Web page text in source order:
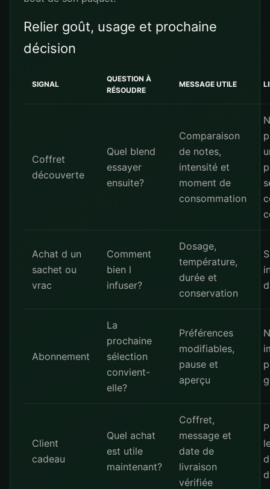
Relier goût, usage et prochaine
décision
SIGNAL
QUESTION À
RÉSOUDRE
MESSAGE UTILE
Coffret
découverte
Quel blend
essayer
ensuite?
Comparaison
de notes,
intensité et
moment de
consommation
Achat d un
sachet ou
vrac
Comment
bien l
infuser?
Dosage,
température,
durée et
conservation
Abonnement
La
prochaine
sélection
convient-
elle?
Préférences
modifiables,
pause et
aperçu
Client
cadeau
Quel achat
est utile
maintenant?
Coffret,
message et
date de
livraison
vérifiée